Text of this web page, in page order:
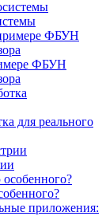
ФБУН
для реального